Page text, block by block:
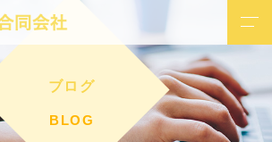
ブログ
BLOG